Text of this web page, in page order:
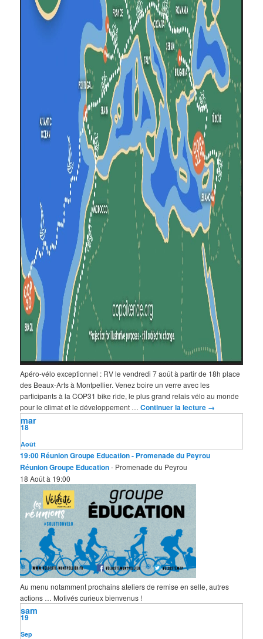
Apéro-vélo exceptionnel : RV le vendredi 7 août à partir de 18h place
des Beaux-Arts à Montpellier. Venez boire un verre avec les
participants à la COP31 bike ride, le plus grand relais vélo au monde
pour le climat et le développement …Continuer la lecture →
Août
18
mar
19:00 Réunion Groupe Education- Promenade du Peyrou
Réunion Groupe Education- Promenade du Peyrou
18 Août à 19:00
Au menu notamment prochains ateliers de remise en selle, autres
actions … Motivés curieux bienvenus !
Sep
19
sam